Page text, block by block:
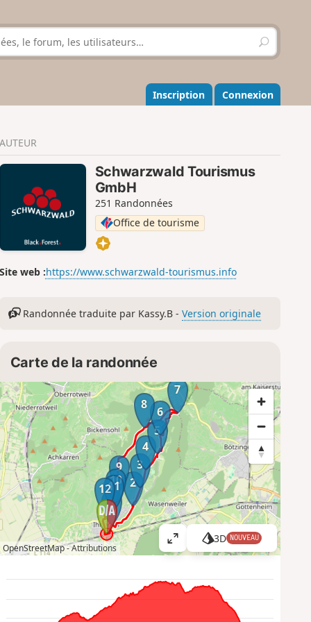
R
e
h
e
r
r
Inscription Connexion
AUTEUR
Schwarzwald Tourismus
GmbH
251 Randonnées
Office de tourisme
Site web :https://www.schwarzwald-tourismus.info
Randonnée traduite par Kassy.B -Version originale
Carte de la randonnée
1
2
3
4
5
6
7
8
9
10
11
12
OpenStreetMap -Attributions
A
ff
c
3D NOUVEAU